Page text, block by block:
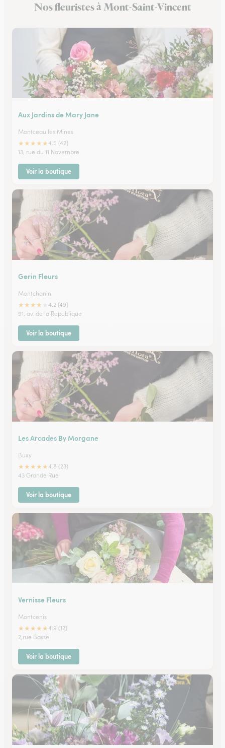
Fleuristes au Creusot
Nos fleuristes à Mont-Saint-Vincent
Aux Jardins de Mary Jane
Montceau les Mines
★★★★★4.5 (42)
13, rue du 11 Novembre
Voir la boutique
Gerin Fleurs
Montchanin
★★★★
4.2 (49)
91, av. de la Republique
Voir la boutique
Les Arcades By Morgane
Buxy
★★★★★4.8 (23)
43 Grande Rue
Voir la boutique
Vernisse Fleurs
Montcenis
★★★★★4.9 (12)
2,rue Basse
Voir la boutique